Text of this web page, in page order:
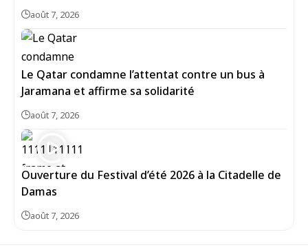
août 7, 2026
Le Qatar condamne l’attentat contre un bus à
Jaramana et affirme sa solidarité
août 7, 2026
Ouverture du Festival d’été 2026 à la Citadelle de
Damas
août 7, 2026